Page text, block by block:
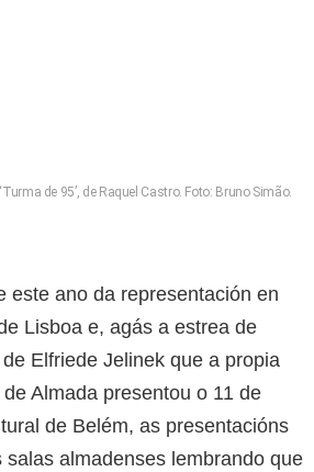
‘Turma de 95’, de Raquel Castro. Foto: Bruno Simão.
este ano da representación en
Lisboa e, agás a estrea de
de Elfriede Jelinek que a propia
Almada presentou o 11 de
de Belém, as presentacións
salas almadenses lembrando que